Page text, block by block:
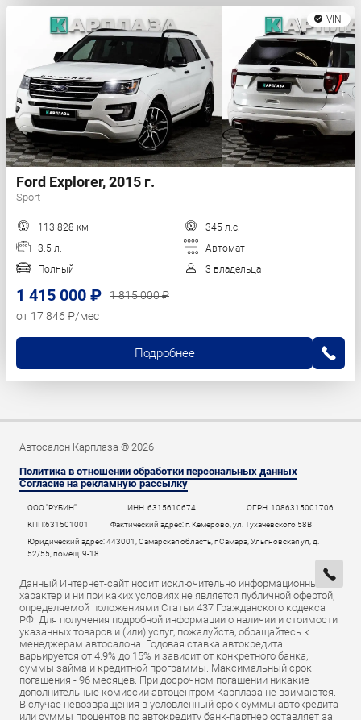
VIN
Ford Explorer, 2015 г.
Sport
113 828 км
345 л.с.
3.5 л.
Автомат
Полный
3 владельца
1 415 000 ₽
1 815 000 ₽
от 17 846 ₽/мес
Подробнее
Автосалон Карплаза ® 2026
Политика в отношении обработки персональных данных
Согласие на рекламную рассылку
ООО "РУБИН" ИНН: 6315610674
ОГРН: 1086315001706
КПП:631501001
Фактический адрес: г. Кемерово, ул. Тухачевского 58В
Юридический адрес: 443001, Самарская область, г Самара, Ульяновская ул, д.
52/55, помещ. 9-18
Данный Интернет-сайт носит исключительно информационный
характер и ни при каких условиях не является публичной офертой,
определяемой положениями Статьи 437 Гражданского кодекса
РФ. Для получения подробной информации о наличии и стоимости
указанных товаров и (или) услуг, пожалуйста, обращайтесь к
менеджерам автосалона. Годовая ставка автокредита
варьируется от 4.9% до 15% и зависит от конкретного банка,
суммы займа и кредитной программы. Максимальный срок
погашения - 96 месяцев. При досрочном погашении никакие
дополнительные комиссии автоцентром Карплаза не взимаются.
В случае невозвращения в условленный срок суммы автокредита
или суммы процентов по автокредиту банк-партнер оставляет за